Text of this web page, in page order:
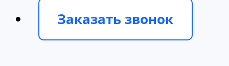
Заказать звонок